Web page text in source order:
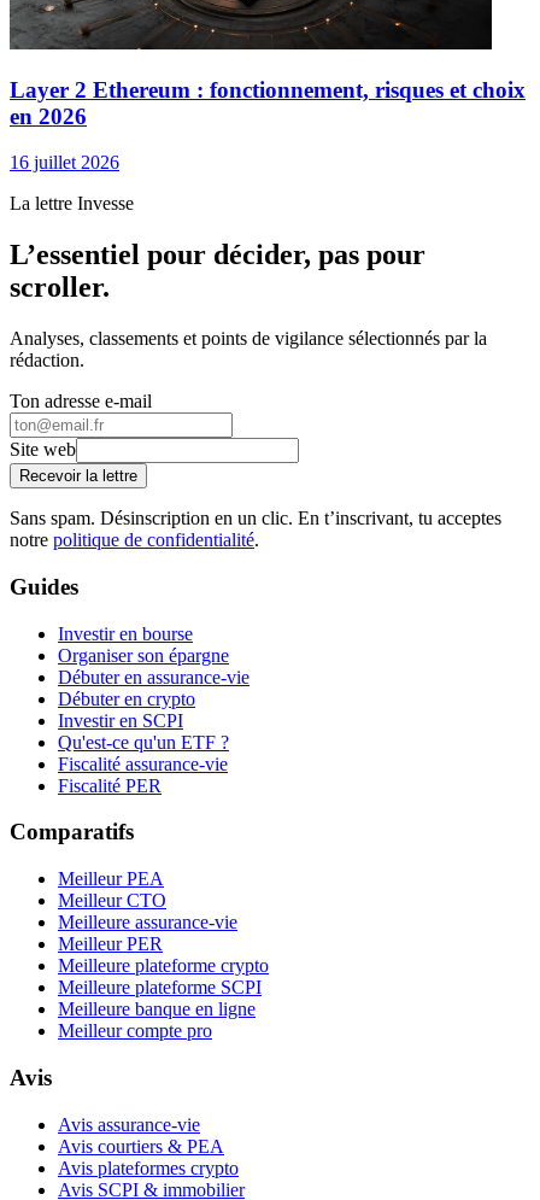
Layer 2 Ethereum : fonctionnement, risques et choix
en 2026
16 juillet 2026
La lettre Invesse
L’essentiel pour décider, pas pour
scroller.
Analyses, classements et points de vigilance sélectionnés par la
rédaction.
Ton adresse e-mail
Site web
Recevoir la lettre
Sans spam. Désinscription en un clic. En t’inscrivant, tu acceptes
notre politique de confidentialité.
Guides
Investir en bourse
Organiser son épargne
Débuter en assurance-vie
Débuter en crypto
Investir en SCPI
Qu'est-ce qu'un ETF ?
Fiscalité assurance-vie
Fiscalité PER
Comparatifs
Meilleur PEA
Meilleur CTO
Meilleure assurance-vie
Meilleur PER
Meilleure plateforme crypto
Meilleure plateforme SCPI
Meilleure banque en ligne
Meilleur compte pro
Avis
Avis assurance-vie
Avis courtiers & PEA
Avis plateformes crypto
Avis SCPI & immobilier